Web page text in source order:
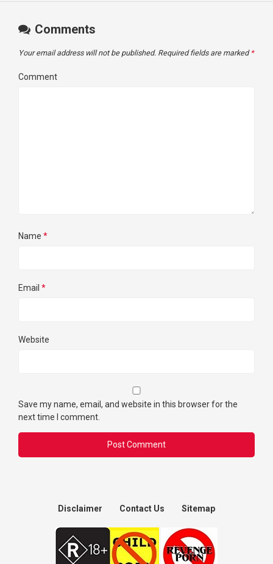
Comments
Your email address will not be published. Required fields are marked *
Comment
Name *
Email *
Website
Save my name, email, and website in this browser for the
next time I comment.
Disclaimer Contact Us Sitemap